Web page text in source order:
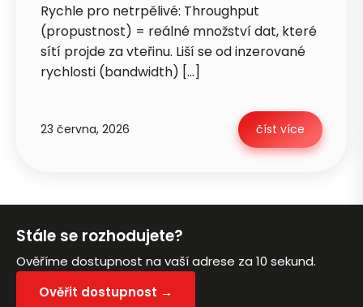
Rychle pro netrpělivé: Throughput
(propustnost) = reálné množství dat, které
sítí projde za vteřinu. Liší se od inzerované
rychlosti (bandwidth) […]
23 června, 2026 číst více
Stále se rozhodujete?
Ověříme dostupnost na vaší adrese za 10 sekund.
Ověřit dostupnost →